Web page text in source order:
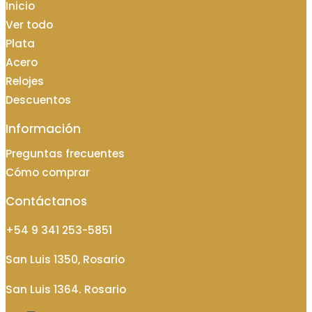
Inicio
Ver todo
Plata
Acero
Relojes
Descuentos
Información
Preguntas frecuentes
Cómo comprar
Contáctanos
+54 9 341 253-5851
San Luis 1350, Rosario
San Luis 1364. Rosario